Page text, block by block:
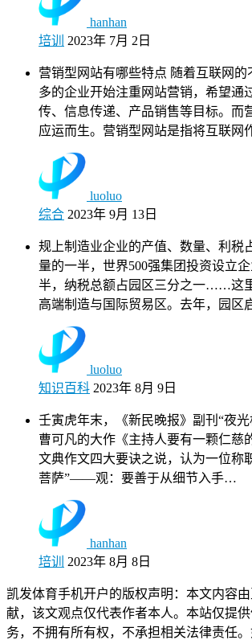
hanhan
培训
2023年 7月 2日
营销型网站有哪些特点 随着互联网
多的企业开始注重网站营销，希望通
传、信息传递、产品销售等目标。而
应运而生。营销型网站是指将互联网
luoluo
综合 2023年 9月 13日
规上制造业企业的产值、数量、利税
量的一半，世界500强集团投资设立
半，纳税总额占园区三分之一……这
高端制造与国际贸易区。去年，园区
luoluo
知识百科 2023年 8月 9日
壬寅虎年末，《新民晚报》副刊“夜
曹可凡的大作《主持人要有一颗仁慈
文典作文四大要诀之说，认为一位称
菩萨”——观：要善于从细节入手…
hanhan
培训
2023年 8月 8日
凯发体育手机开户的版权声明：本文内容
献，该文观点仅代表作者本人。本站仅提
务，不拥有所有权，不承担相关法律责任